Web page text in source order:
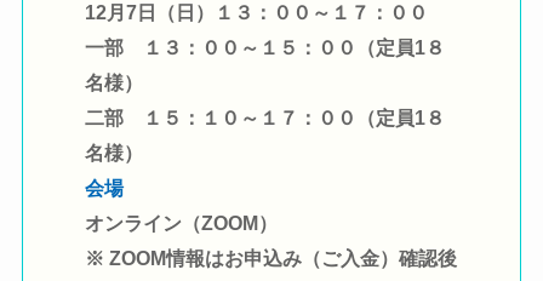
12月7日（日）１３：００～１７：００
一部 １３：００～１５：００（定員1８
名様）
二部 １５：１０～１７：００（定員1８
名様）
会場
オンライン（ZOOM）
※ ZOOM情報はお申込み（ご入金）確認後